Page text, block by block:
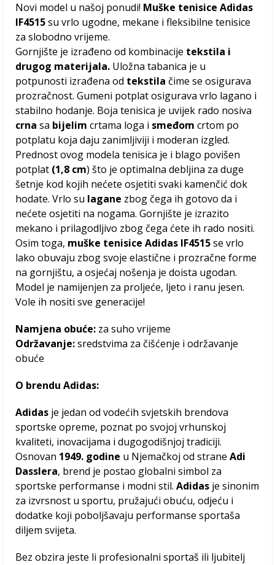
Novi model u našoj ponudi! Muške tenisice Adidas
IF4515su vrlo ugodne, mekane i fleksibilne tenisice
za slobodno vrijeme.
Gornjište je izrađeno od kombinacije tekstila i
drugog materijala. Uložna tabanica je u
potpunosti izrađena od tekstila čime se osigurava
prozračnost. Gumeni potplat osigurava vrlo lagano i
stabilno hodanje. Boja tenisica je uvijek rado nosiva
crna sa bijelim crtama loga i smeđom crtom po
potplatu koja daju zanimljiviji i moderan izgled.
Prednost ovog modela tenisica je i blago povišen
potplat (1,8 cm) što je optimalna debljina za duge
šetnje kod kojih nećete osjetiti svaki kamenčić dok
hodate. Vrlo su lagane zbog čega ih gotovo da i
nećete osjetiti na nogama. Gornjište je izrazito
mekano i prilagodljivo zbog čega ćete ih rado nositi.
Osim toga, muške tenisice Adidas IF4515se vrlo
lako obuvaju zbog svoje elastične i prozračne forme
na gornjištu, a osjećaj nošenja je doista ugodan.
Model je namijenjen za proljeće, ljeto i ranu jesen.
Vole ih nositi sve generacije!
Namjena obuće: za suho vrijeme
Održavanje:sredstvima za čišćenje i održavanje
obuće
O brendu Adidas:
Adidas je jedan od vodećih svjetskih brendova
sportske opreme, poznat po svojoj vrhunskoj
kvaliteti, inovacijama i dugogodišnjoj tradiciji.
Osnovan 1949. godine u Njemačkoj od straneAdi
Dasslera, brend je postao globalni simbol za
sportske performanse i modni stil.Adidas je sinonim
za izvrsnost u sportu, pružajući obuću, odjeću i
dodatke koji poboljšavaju performanse sportaša
diljem svijeta.
Bez obzira jeste li profesionalni sportaš ili ljubitelj